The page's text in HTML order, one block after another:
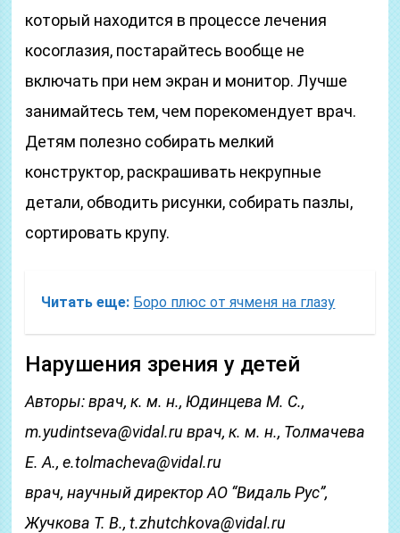
который находится в процессе лечения
косоглазия, постарайтесь вообще не
включать при нем экран и монитор. Лучше
занимайтесь тем, чем порекомендует врач.
Детям полезно собирать мелкий
конструктор, раскрашивать некрупные
детали, обводить рисунки, собирать пазлы,
сортировать крупу.
Читать еще: Боро плюс от ячменя на глазу
Нарушения зрения у детей
Авторы: врач, к. м. н., Юдинцева М. С.,
m.yudintseva@vidal.ru врач, к. м. н., Толмачева
Е. А., e.tolmacheva@vidal.ru
врач, научный директор АО “Видаль Рус”,
Жучкова Т. В., t.zhutchkova@vidal.ru